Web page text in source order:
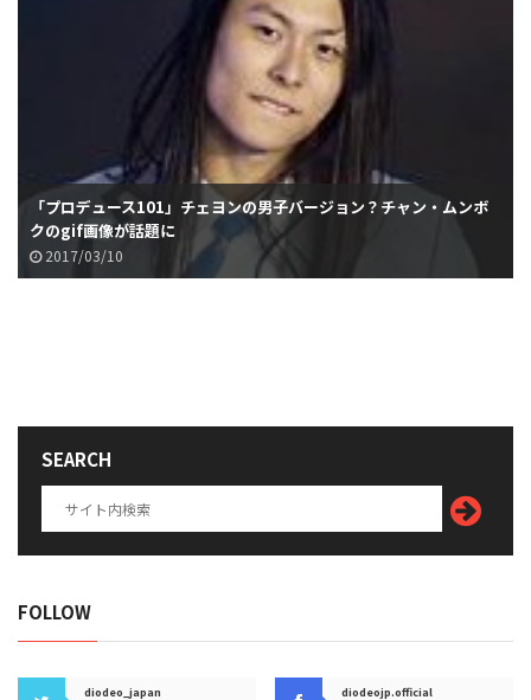
「プロデュース101」チェヨンの男子バージョン？チャン・ムンボ
クのgif画像が話題に
2017/03/10
SEARCH
FOLLOW
diodeo_japan
diodeojp.official